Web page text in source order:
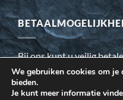
Bij ons kunt u veilig
We gebruiken cookies om je
bieden.
Je kunt meer informatie
Wij gebruiken cookies om